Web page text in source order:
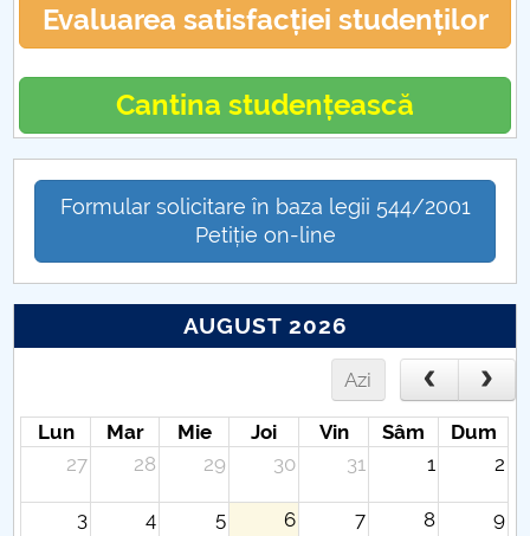
Evaluarea satisfacției studenților
Cantina studențească
Formular solicitare în baza legii 544/2001
Petiție on-line
AUGUST 2026
Azi
Lun Mar Mie Joi Vin Sâm
Dum
27
28 29 30 31 1 2
3 4 5 6 7 8 9